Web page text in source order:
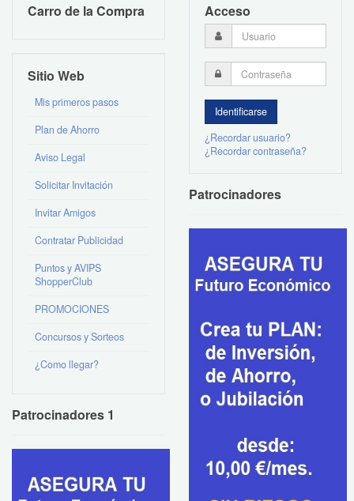
Carro de la Compra
Sitio Web
Mis primeros pasos
Plan de Ahorro
Aviso Legal
Solicitar Invitación
Invitar Amigos
Contratar Publicidad
Puntos y AVIPS
ShopperClub
PROMOCIONES
Concursos y Sorteos
¿Como llegar?
Patrocinadores 1
Acceso
¿Recordar usuario?
¿Recordar contraseña?
Patrocinadores